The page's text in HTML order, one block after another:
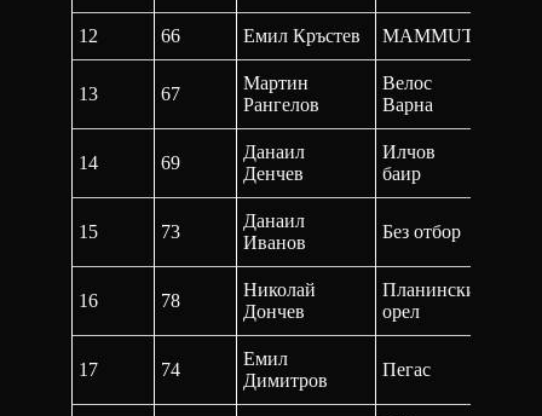
12 66 Емил Кръстев MAMMUT
13 67
Мартин
Рангелов
Велос
Варна
14 69
Данаил
Денчев
Илчов
баир
15 73
Данаил
Иванов
Без отбор
16 78
Николай
Дончев
Планински
орел
17 74
Емил
Димитров
Пегас